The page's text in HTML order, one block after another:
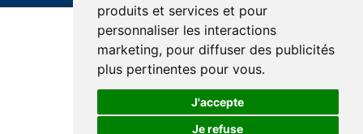
produits et services et pour
personnaliser les interactions
marketing, pour diffuser des publicités
plus pertinentes pour vous.
J'accepte
Je refuse
Accessibilité Plan du site
Réalisation du site
Confidentialité et protection des renseignements